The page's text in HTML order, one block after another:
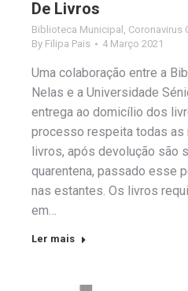
De Livros
Biblioteca Municipal , Coronavirus
By Filipa Pais 4 Março 2021
Uma colaboração entre a
Nelas e a Universidade
entrega ao domicílio dos
processo respeita todas as
livros, após devolução são
quarentena, passado esse
nas estantes. Os livros
em…
Ler mais